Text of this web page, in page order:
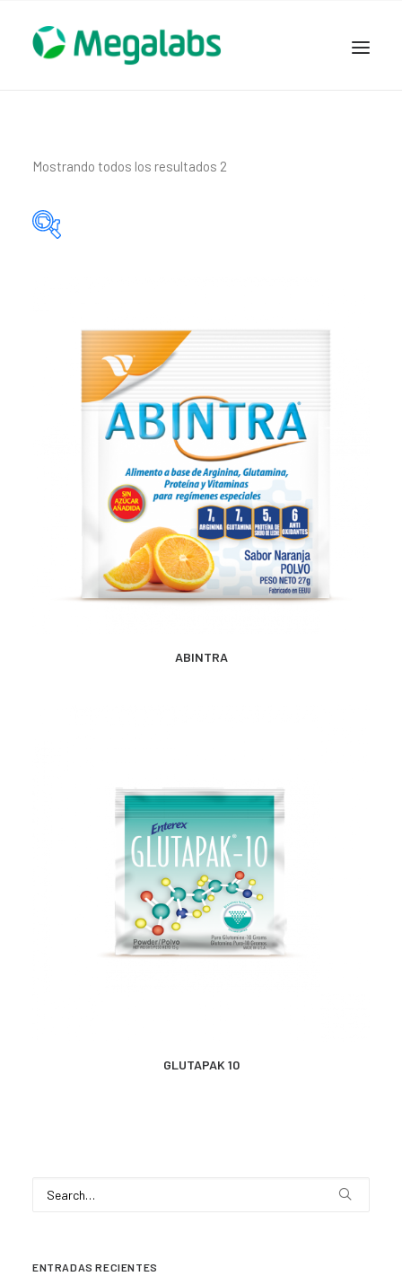
MEGASALUD
NOVEDADES
SEGURIDAD Y RESPALDO
TRABAJAR EN MEGALABS
Mostrando todos los resultados 2
MÁS INFORMACIÓN
ABINTRA
MÁS INFORMACIÓN
GLUTAPAK 10
ENTRADAS RECIENTES